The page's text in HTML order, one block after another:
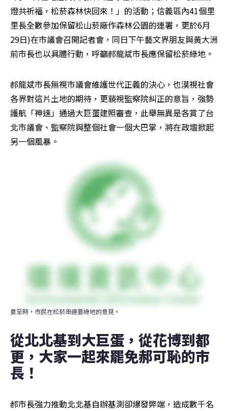
燈共祈福，松菸森林快回來！」的活動；信義區內41個里
里長全數參加保留松山菸廠作森林公園的連署，更於6月
29日)在市議會召開記者會，同日下午藝文界朋友與黃大洲
前市長也以具體行動，呼籲郝龍斌市長應保留松菸綠地。
郝龍斌市長無視市議會維護世代正義的決心，也漠視社會
各界對這片土地的期待，更藐視監察院糾正的意旨，強勢
護航「神速」通過大巨蛋建照審查，此舉無異是各賞了台
北市議會、監察院與整個社會一個大巴掌，將在政壇掀起
另一個風暴。
夏至時，市民在松菸串連要綠地的意見。
從北北基到大巨蛋，從花博到都
更，大家一起來罷免郝可恥的市
長！
郝市長強力推動北北基自辦基測卻爆發弊端，造成數千名